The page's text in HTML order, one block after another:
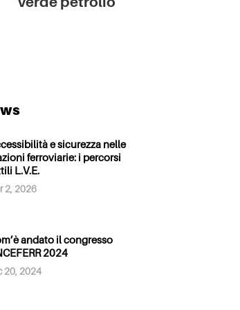
e sicurezza nelle
ferroviarie: i percorsi
L.V.E.
2, 2026
andato il congresso
2024
20, 2024